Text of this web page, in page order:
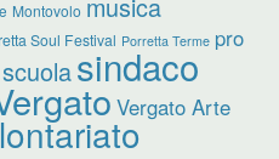
Montovolo
Soul Festival Porretta Terme pro
scuolasindaco
Vergato Arte